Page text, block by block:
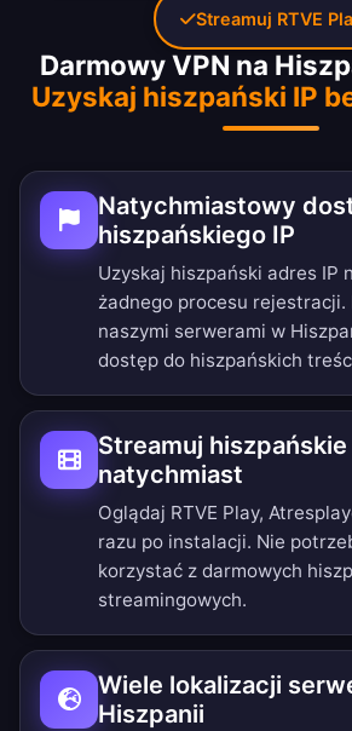
Darmowy VPN na
Uzyskaj hiszpański IP
Natychmiastowy
hiszpańskiego IP
Uzyskaj hiszpański adres IP
żadnego procesu rejestracji.
naszymi serwerami w
dostęp do hiszpańskich
Streamuj
natychmiast
Oglądaj RTVE Play,
razu po instalacji. Nie
korzystać z darmowych
streamingowych.
Wiele lokalizacji
Hiszpanii
Streamuj RTVE